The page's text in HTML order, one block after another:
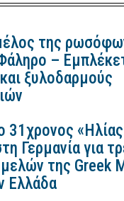
της
–
ξυλοδαρμούς
31χρονος
Γερμανία για
της Greek
Ελλάδα